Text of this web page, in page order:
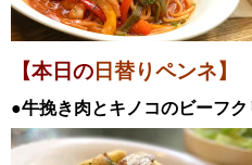
【本日の 日替りペンネ】
●牛挽き肉とキノコのビーフ